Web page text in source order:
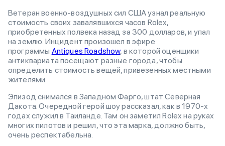
Ветеран военно-воздушных сил США узнал реальную
стоимость своих завалявшихся часов Rolex,
приобретенных полвека назад за 300 долларов, и упал
на землю. Инцидент произошел в эфире
программы Antiques Roadshow, в которой оценщики
антиквариата посещают разные города, чтобы
определить стоимость вещей, привезенных местными
жителями.
Эпизод снимался в Западном Фарго, штат Северная
Дакота. Очередной герой шоу рассказал, как в 1970-х
годах служил в Таиланде. Там он заметил Rolex на руках
многих пилотов и решил, что эта марка, должно быть,
очень респектабельна.